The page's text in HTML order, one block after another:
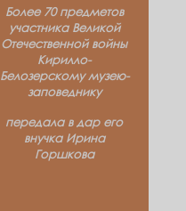
Более 70 предметов
участника Великой
Отечественной войны
Кирилло-
Белозерскому музею-
заповеднику
передала в дар его
внучка Ирина
Горшкова